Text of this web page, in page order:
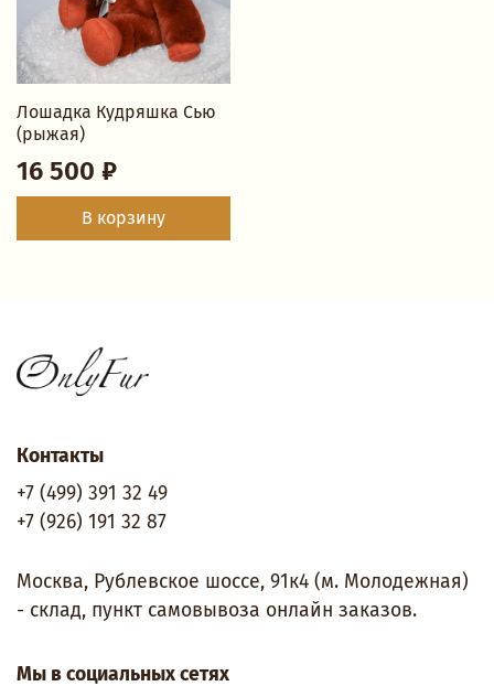
Лошадка Кудряшка Сью
(рыжая)
16 500 ₽
В корзину
Контакты
+7 (499) 391 32 49
+7 (926) 191 32 87
Москва, Рублевское шоссе, 91к4 (м. Молодежная)
- склад, пункт самовывоза онлайн заказов.
Мы в социальных сетях